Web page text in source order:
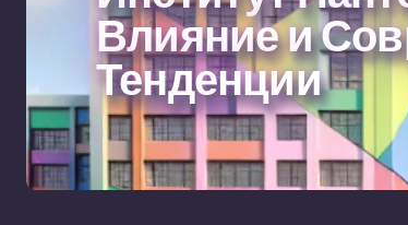
Влияние и
Тенденции